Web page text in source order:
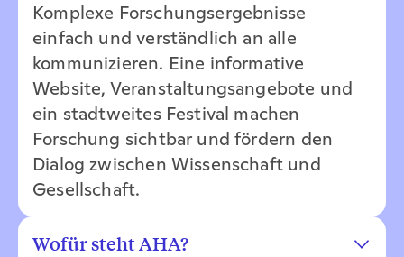
Komplexe Forschungsergebnisse
einfach und verständlich an alle
kommunizieren. Eine informative
Website, Veranstaltungsangebote und
ein stadtweites Festival machen
Forschung sichtbar und fördern den
Dialog zwischen Wissenschaft und
Gesellschaft.
Wofür steht AHA?